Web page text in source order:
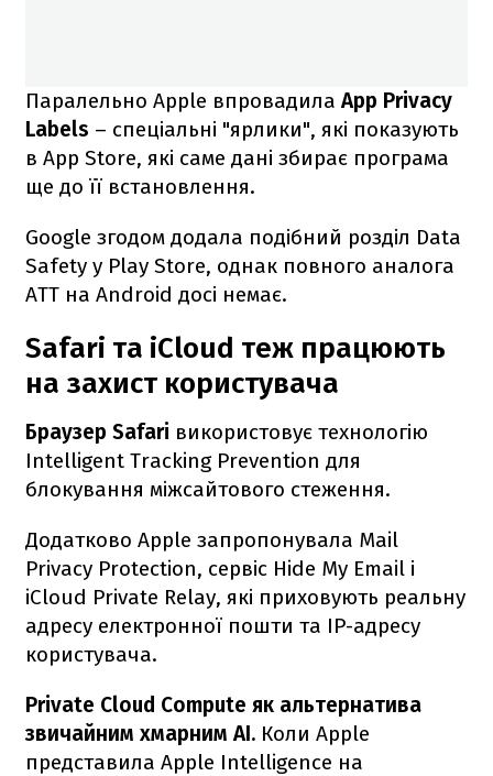
Паралельно Apple впровадила App Privacy
Labels – спеціальні "ярлики", які показують
в App Store, які саме дані збирає програма
ще до її встановлення.
Google згодом додала подібний розділ Data
Safety у Play Store, однак повного аналога
ATT на Android досі немає.
Safari та iCloud теж працюють
на захист користувача
Браузер Safari використовує технологію
Intelligent Tracking Prevention для
блокування міжсайтового стеження.
Додатково Apple запропонувала Mail
Privacy Protection, сервіс Hide My Email і
iCloud Private Relay, які приховують реальну
адресу електронної пошти та IP-адресу
користувача.
Private Cloud Compute як альтернатива
звичайним хмарним AI. Коли Apple
представила Apple Intelligence на